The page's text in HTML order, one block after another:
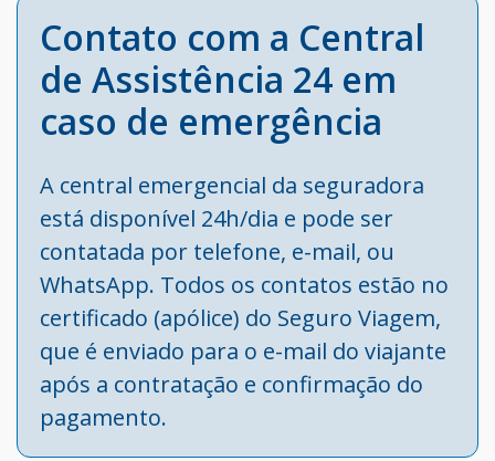
Contato com a Central
de Assistência 24 em
caso de emergência
A central emergencial da seguradora
está disponível 24h/dia e pode ser
contatada por telefone, e-mail, ou
WhatsApp. Todos os contatos estão no
certificado (apólice) do Seguro Viagem,
que é enviado para o e-mail do viajante
após a contratação e confirmação do
pagamento.